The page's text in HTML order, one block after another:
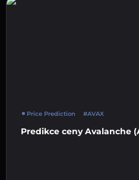
Price Prediction #AVAX
Predikce ceny Avalanche